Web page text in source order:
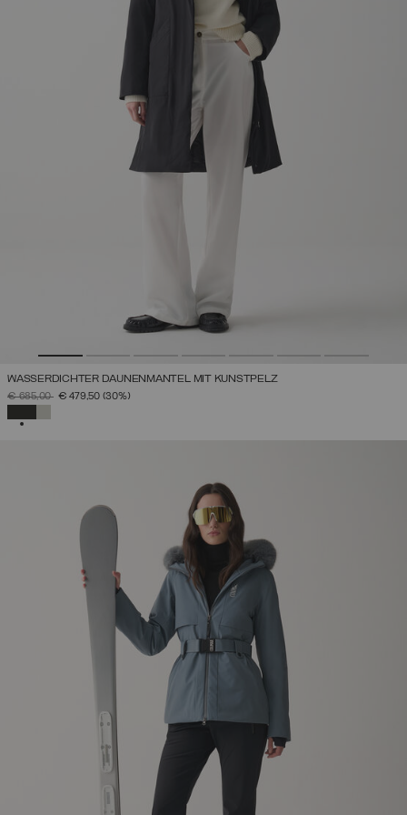
WASSERDICHTER DAUNENMANTEL MIT KUNSTPELZ
PREIS REDUZIERT VON
€ 685,00AUF
€ 479,50 (30%)